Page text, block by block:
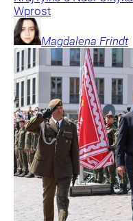
Wprost
Magdalena Frindt